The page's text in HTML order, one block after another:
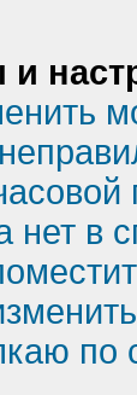
нет в
по